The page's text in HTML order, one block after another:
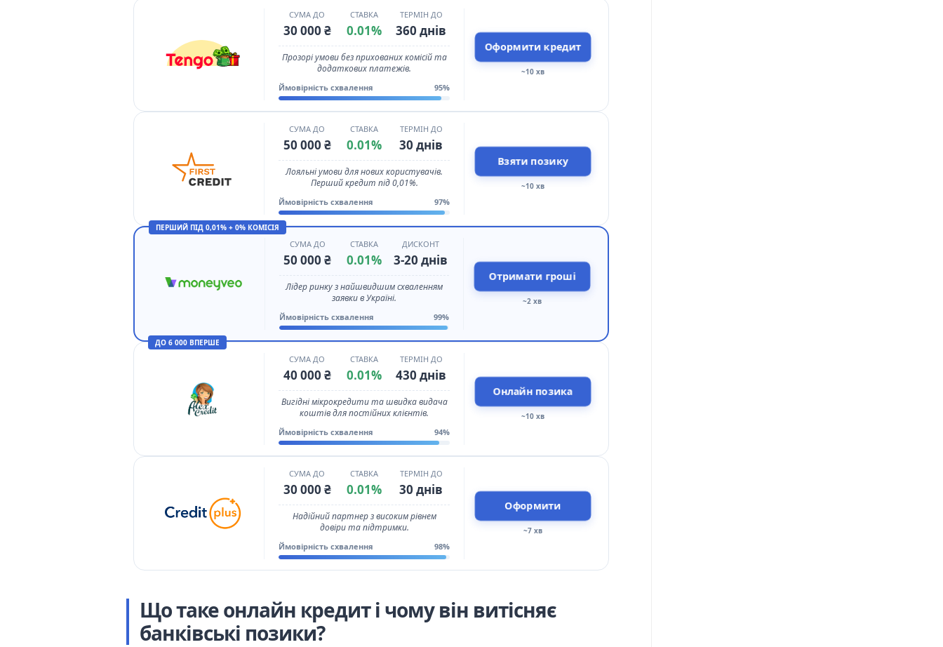
СУМА ДО
30 000 ₴
СТАВКА
0.01%
ТЕРМІН ДО
360 днів
Прозорі умови без прихованих комісій та
додаткових платежів.
Ймовірність схвалення 95%
Оформити кредит
~10 хв
СУМА ДО
50 000 ₴
СТАВКА
0.01%
ТЕРМІН ДО
30 днів
Лояльні умови для нових користувачів.
Перший кредит під 0,01%.
Ймовірність схвалення 97%
Взяти позику
~10 хв
ПЕРШИЙ ПІД 0,01% + 0% КОМІСІЯ
СУМА ДО
50 000 ₴
СТАВКА
0.01%
ДИСКОНТ
3-20 днів
Лідер ринку з найшвидшим схваленням
заявки в Україні.
Ймовірність схвалення 99%
Отримати гроші
~2 хв
ДО 6 000 ВПЕРШЕ
СУМА ДО
40 000 ₴
СТАВКА
0.01%
ТЕРМІН ДО
430 днів
Вигідні мікрокредити та швидка видача
коштів для постійних клієнтів.
Ймовірність схвалення 94%
Онлайн позика
~10 хв
СУМА ДО
30 000 ₴
СТАВКА
0.01%
ТЕРМІН ДО
30 днів
Надійний партнер з високим рівнем
довіри та підтримки.
Ймовірність схвалення 98%
Оформити
~7 хв
Що таке онлайн кредит і чому він витісняє
банківські позики?